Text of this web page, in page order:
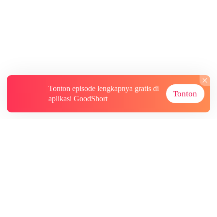
Tonton episode lengkapnya gratis di
aplikasi GoodShort
Tonton